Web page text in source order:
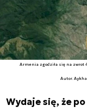
Armenia zgodziła się na zwrot
Autor.
Wydaje się, że